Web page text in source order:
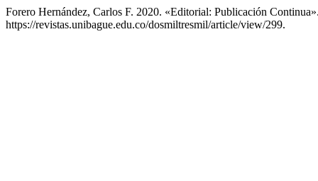
Forero Hernández, Carlos F. 2020. «Editorial: Publicación
https://revistas.unibague.edu.co/dosmiltresmil/article/view/299.